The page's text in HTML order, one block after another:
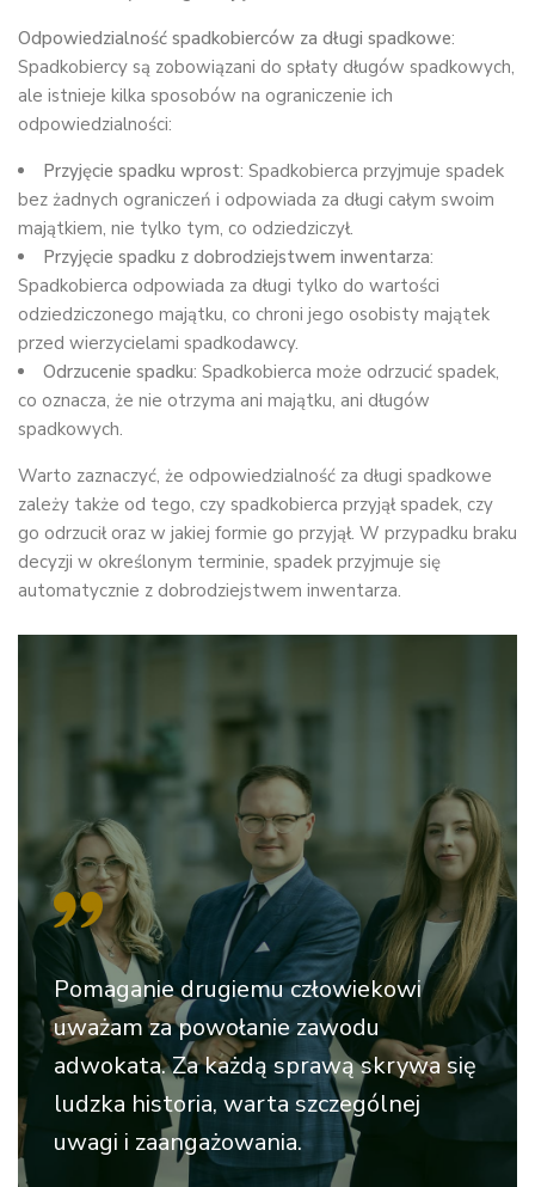
Odpowiedzialność spadkobierców za długi spadkowe:
Spadkobiercy są zobowiązani do spłaty długów spadkowych,
ale istnieje kilka sposobów na ograniczenie ich
odpowiedzialności:
Przyjęcie spadku wprost: Spadkobierca przyjmuje spadek
bez żadnych ograniczeń i odpowiada za długi całym swoim
majątkiem, nie tylko tym, co odziedziczył.
Przyjęcie spadku z dobrodziejstwem inwentarza:
Spadkobierca odpowiada za długi tylko do wartości
odziedziczonego majątku, co chroni jego osobisty majątek
przed wierzycielami spadkodawcy.
Odrzucenie spadku: Spadkobierca może odrzucić spadek,
co oznacza, że nie otrzyma ani majątku, ani długów
spadkowych.
Warto zaznaczyć, że odpowiedzialność za długi spadkowe
zależy także od tego, czy spadkobierca przyjął spadek, czy
go odrzucił oraz w jakiej formie go przyjął. W przypadku braku
decyzji w określonym terminie, spadek przyjmuje się
automatycznie z dobrodziejstwem inwentarza.
Pomaganie drugiemu człowiekowi
uważam za powołanie zawodu
adwokata. Za każdą sprawą skrywa się
ludzka historia, warta szczególnej
uwagi i zaangażowania.